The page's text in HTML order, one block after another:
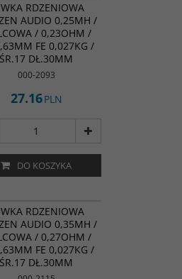
RDZENIOWA
AUDIO 0,25MH /
/ 0,23OHM /
FE 0,027KG /
ŚR.17 DŁ.30MM
000-2093
27.16PLN
DO KOSZYKA
RDZENIOWA
AUDIO 0,35MH /
/ 0,27OHM /
FE 0,027KG /
ŚR.17 DŁ.30MM